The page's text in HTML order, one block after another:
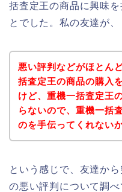
括査定王の商品に興味
とでした。私の友達が、
悪い評判などがほとん
括査定王の商品の購入
けど、重機一括査定王
らないので、重機一括
のを手伝ってくれない
という感じで、友達か
の悪い評判について調